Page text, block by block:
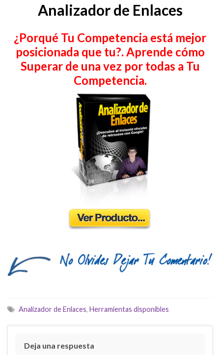
Analizador de Enlaces
¿Porqué Tu Competencia está mejor
posicionada que tu?. Aprende cómo
Superar de una vez por todas a Tu
Competencia.
Analizador de Enlaces, Herramientas disponibles
Deja una respuesta